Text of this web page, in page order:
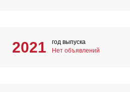
2021
год выпуска
Нет объявлений